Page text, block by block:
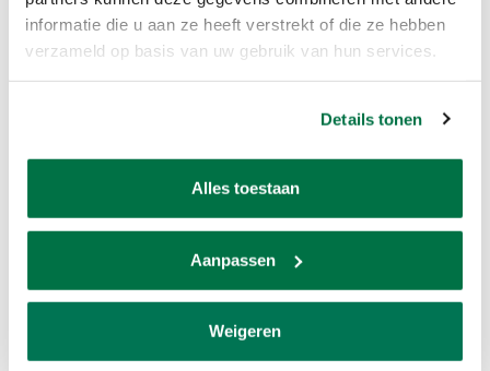
informatie die u aan ze heeft verstrekt of die ze hebben
verzameld op basis van uw gebruik van hun services.
Details tonen
Alles toestaan
Aanpassen
Weigeren
blauw 12 stuks los in
Buffalo biljart krijt
blauw (12 stuks)
Vanaf 8,91
SALE